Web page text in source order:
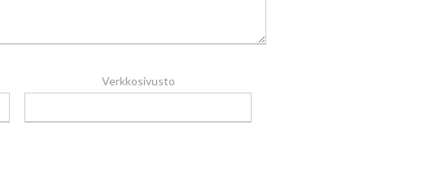
Verkkosivusto